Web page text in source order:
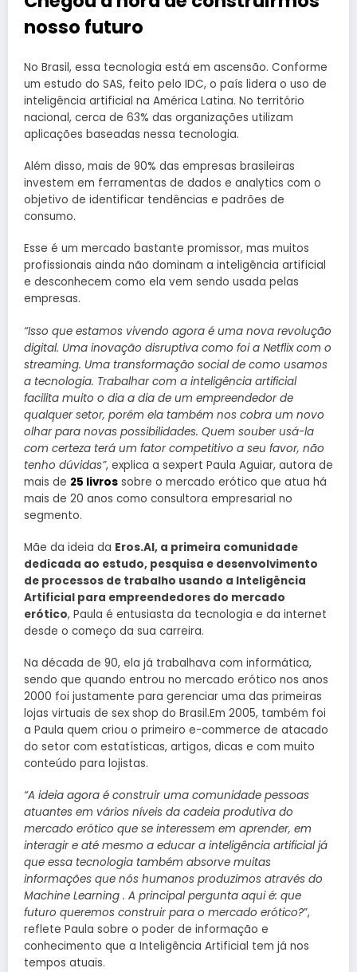
nosso futuro
No Brasil, essa tecnologia está em ascensão. Conforme
um estudo do SAS, feito pelo IDC, o país lidera o uso de
inteligência artificial na América Latina. No território
nacional, cerca de 63% das organizações utilizam
aplicações baseadas nessa tecnologia.
Além disso, mais de 90% das empresas brasileiras
investem em ferramentas de dados e analytics com o
objetivo de identificar tendências e padrões de
consumo.
Esse é um mercado bastante promissor, mas muitos
profissionais ainda não dominam a inteligência artificial
e desconhecem como ela vem sendo usada pelas
empresas.
“Isso que estamos vivendo agora é uma nova revolução
digital. Uma inovação disruptiva como foi a Netflix com o
streaming. Uma transformação social de como usamos
a tecnologia. Trabalhar com a inteligência artificial
facilita muito o dia a dia de um empreendedor de
qualquer setor, porém ela também nos cobra um novo
olhar para novas possibilidades. Quem souber usá-la
com certeza terá um fator competitivo a seu favor, não
tenho dúvidas”, explica a sexpert Paula Aguiar, autora de
mais de 25 livros sobre o mercado erótico que atua há
mais de 20 anos como consultora empresarial no
segmento.
Mãe da ideia da Eros.AI, a primeira comunidade
dedicada ao estudo, pesquisa e desenvolvimento
de processos de trabalho usando a Inteligência
Artificial para empreendedores do mercado
erótico, Paula é entusiasta da tecnologia e da internet
desde o começo da sua carreira.
Na década de 90, ela já trabalhava com informática,
sendo que quando entrou no mercado erótico nos anos
2000 foi justamente para gerenciar uma das primeiras
lojas virtuais de sex shop do Brasil.Em 2005, também foi
a Paula quem criou o primeiro e-commerce de atacado
do setor com estatísticas, artigos, dicas e com muito
conteúdo para lojistas.
“A ideia agora é construir uma comunidade pessoas
atuantes em vários níveis da cadeia produtiva do
mercado erótico que se interessem em aprender, em
interagir e até mesmo a educar a inteligência artificial já
que essa tecnologia também absorve muitas
informações que nós humanos produzimos através do
Machine Learning . A principal pergunta aqui é: que
futuro queremos construir para o mercado erótico?”,
reflete Paula sobre o poder de informação e
conhecimento que a Inteligência Artificial tem já nos
tempos atuais.